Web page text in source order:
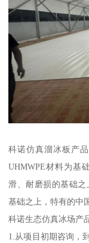
科诺仿真溜冰板产
UHMWPE材料为基
滑、耐磨损的基础
基础之上，特有的中
科诺生态仿真冰场产
1.从项目初期咨询，